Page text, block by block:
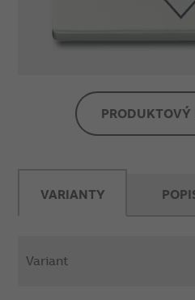
PRODUKTOVÝ
VARIANTY
Variant